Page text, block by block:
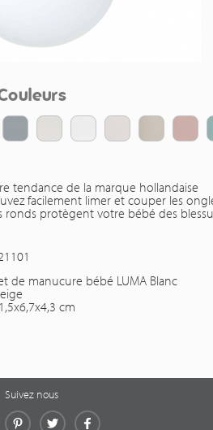
tendance de la marque hollandaise
facilement limer et couper les
ronds protègent votre bébé des
de manucure bébé LUMA Blanc
cm
Suivez nous
TwitterFacebook